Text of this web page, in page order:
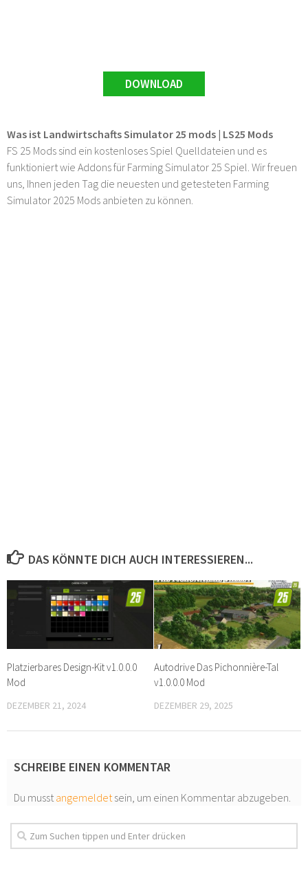
DOWNLOAD
Was ist Landwirtschafts Simulator 25 mods | LS25 Mods
FS 25 Mods sind ein kostenloses Spiel Quelldateien und es
funktioniert wie Addons für Farming Simulator 25 Spiel. Wir freuen
uns, Ihnen jeden Tag die neuesten und getesteten Farming
Simulator 2025 Mods anbieten zu können.
DAS KÖNNTE DICH AUCH INTERESSIEREN...
Platzierbares Design-Kit v1.0.0.0
Mod
DEZEMBER 21, 2024
Autodrive Das Pichonnière-Tal
v1.0.0.0 Mod
DEZEMBER 29, 2025
SCHREIBE EINEN KOMMENTAR
Du musstangemeldetsein, um einen Kommentar abzugeben.